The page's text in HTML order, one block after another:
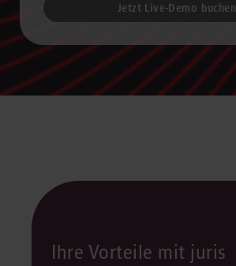
Jetzt Live-Demo buchen
Ihre Vorteile mit juris